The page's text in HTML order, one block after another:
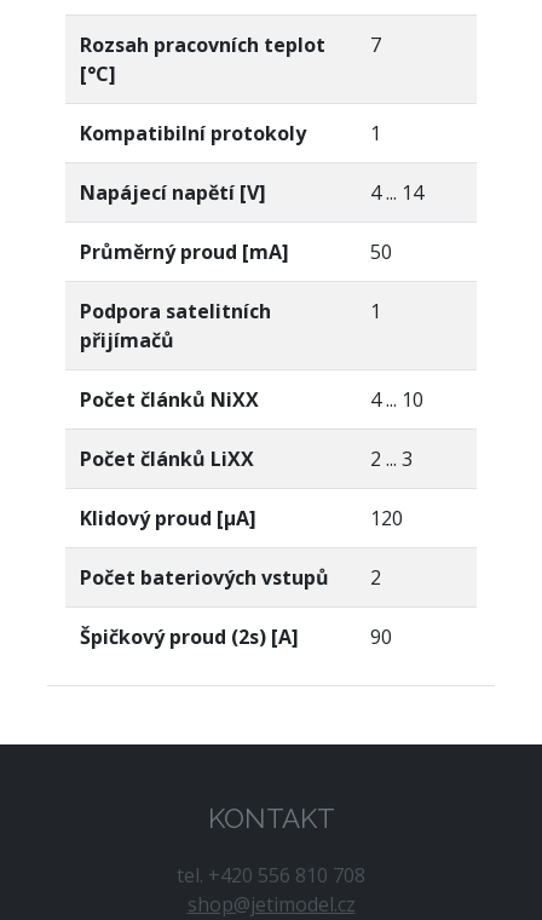
Rozsah pracovních teplot
[°C]
7
Kompatibilní protokoly 1
Napájecí napětí [V] 4 ... 14
Průměrný proud [mA] 50
Podpora satelitních
přijímačů
1
Počet článků NiXX 4 ... 10
Počet článků LiXX 2 ... 3
Klidový proud [µA] 120
Počet bateriových vstupů 2
Špičkový proud (2s) [A] 90
KONTAKT
tel. +420 556 810 708
shop@jetimodel.cz